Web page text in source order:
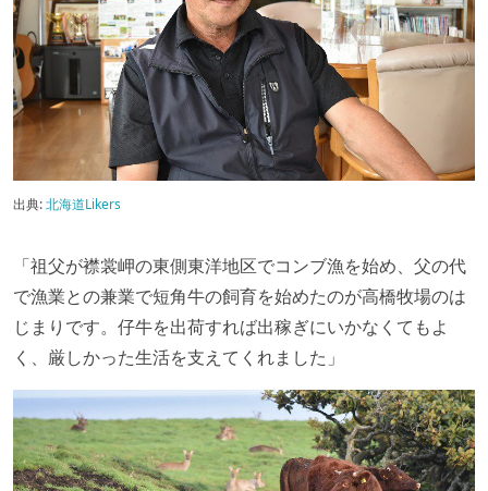
出典:北海道Likers
「祖父が襟裳岬の東側東洋地区でコンブ漁を始め、父の代
で漁業との兼業で短角牛の飼育を始めたのが高橋牧場のは
じまりです。仔牛を出荷すれば出稼ぎにいかなくてもよ
く、厳しかった生活を支えてくれました」